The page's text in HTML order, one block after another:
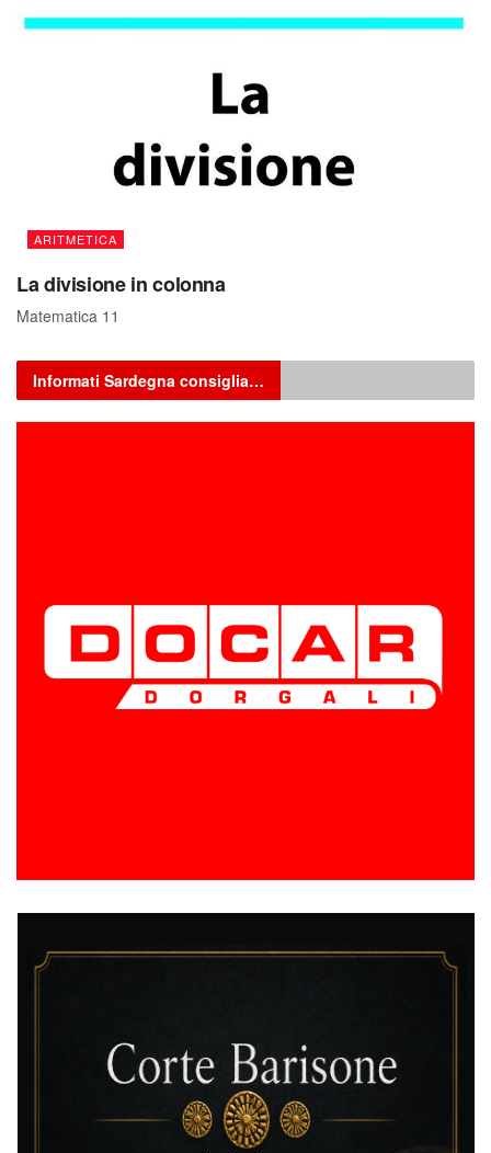
ARITMETICA
La divisione in colonna
Matematica 11
Informati Sardegna consiglia…